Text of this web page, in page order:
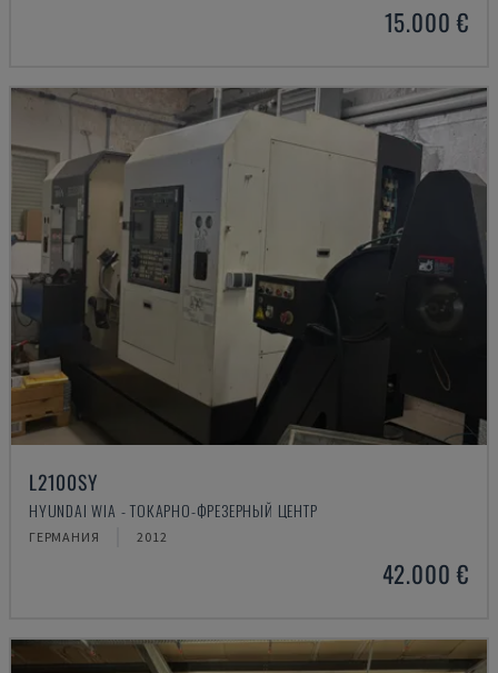
15.000 €
L2100SY
HYUNDAI WIA - ТОКАРНО-ФРЕЗЕРНЫЙ ЦЕНТР
ГЕРМАНИЯ 2012
42.000 €